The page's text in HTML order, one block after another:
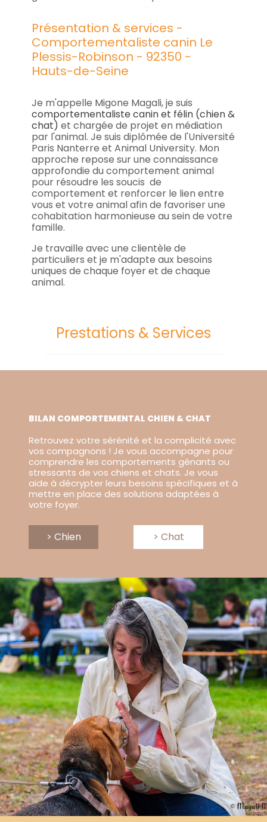
Présentation & services -
Comportementaliste canin Le
Plessis-Robinson - 92350 -
Hauts-de-Seine
Je m'appelle Migone Magali, je suis
comportementaliste canin et félin (chien &
chat) et chargée de projet en médiation
par l'animal. Je suis diplômée de l'Université
Paris Nanterre et Animal University. Mon
approche repose sur une connaissance
approfondie du comportement animal
pour résoudre les soucis de
comportement et renforcer le lien entre
vous et votre animal afin de favoriser une
cohabitation harmonieuse au sein de votre
famille.
Je travaille avec une clientèle de
particuliers et je m'adapte aux besoins
uniques de chaque foyer et de chaque
animal.
Prestations & Services
BILAN COMPORTEMENTAL CHIEN & CHAT
Retrouvez votre sérénité et la complicité avec
vos compagnons ! Je vous accompagne pour
comprendre les comportements gênants ou
stressants de vos chiens et chats. Je vous
aide à décrypter leurs besoins spécifiques et à
mettre en place des solutions adaptées à
votre foyer.
> Chien > Chat